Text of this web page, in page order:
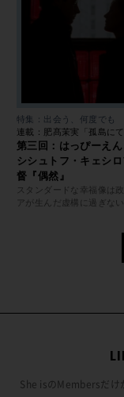
特集：出会う、何度でも
連載：肥髙茉実「孤島にて
第三回：はっぴーえ
シシュトフ・キェシ
督『偶然』
スタンダードな幸福像は政
アが生んだ虚構に過ぎない
She isのMembersだけ